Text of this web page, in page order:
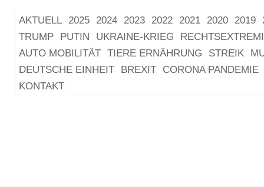
AKTUELL 2025 2024 2023 2022 2021 2020 2019
TRUMP
PUTIN UKRAINE-KRIEG
AUTO MOBILITÄT TIERE ERNÄHRUNG STREIK
DEUTSCHE EINHEIT
BREXIT
CORONA PANDEMIE
KONTAKT